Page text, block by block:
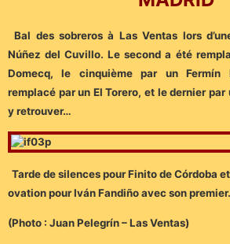
Bal des sobreros à Las Ventas lors
Núñez del Cuvillo. Le second a été
Domecq, le cinquième par un Fermín
remplacé par un El Torero, et le dernier
y retrouver…
Tarde de silences pour Finito de Córdoba
ovation pour Iván Fandiño avec son
(Photo : Juan Pelegrín – Las Ventas)